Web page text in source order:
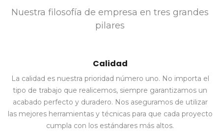
Nuestra filosofía de empresa en tres grandes
pilares
Calidad
La calidad es nuestra prioridad número uno. No importa el
tipo de trabajo que realicemos, siempre garantizamos un
acabado perfecto y duradero. Nos aseguramos de utilizar
las mejores herramientas y técnicas para que cada proyecto
cumpla con los estándares más altos.